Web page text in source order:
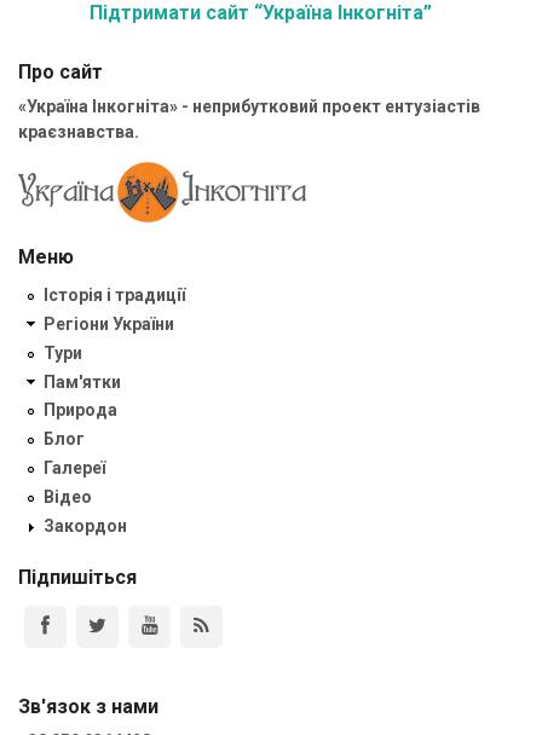
Підтримати сайт “Україна Інкогніта”
Про сайт
«Україна Інкогніта» - неприбутковий проект ентузіастів
краєзнавства.
Меню
Історія і традиції
Регіони України
Тури
Пам'ятки
Природа
Блог
Галереї
Відео
Закордон
Підпишіться
Зв'язок з нами